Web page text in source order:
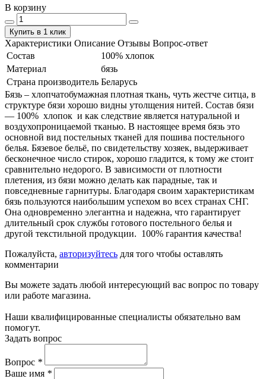
В корзину
Купить в 1 клик
Характеристики Описание Отзывы Вопрос-ответ
Состав
100% хлопок
Материал
бязь
Страна производитель Беларусь
Бязь – хлопчатобумажная плотная ткань, чуть жестче ситца, в
структуре бязи хорошо видны утолщения нитей. Состав бязи
― 100% хлопок и как следствие является натуральной и
воздухопроницаемой тканью. В настоящее время бязь это
основной вид постельных тканей для пошива постельного
белья. Бязевое бельё, по свидетельству хозяек, выдерживает
бесконечное число стирок, хорошо гладится, к тому же стоит
сравнительно недорого. В зависимости от плотности
плетения, из бязи можно делать как парадные, так и
повседневные гарнитуры. Благодаря своим характеристикам
бязь пользуются наибольшим успехом во всех странах СНГ.
Она одновременно элегантна и надежна, что гарантирует
длительный срок службы готового постельного белья и
другой текстильной продукции. 100% гарантия качества!
Пожалуйста, авторизуйтесь для того чтобы оставлять
комментарии
Вы можете задать любой интересующий вас вопрос по товару
или работе магазина.
Наши квалифицированные специалисты обязательно вам
помогут.
Задать вопрос
Вопрос *
Ваше имя *